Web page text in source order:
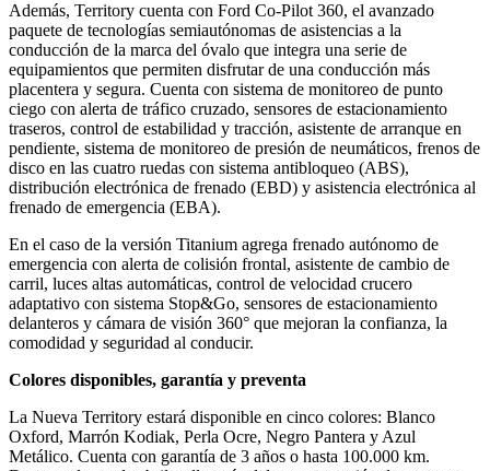
Además, Territory cuenta con Ford Co-Pilot 360, el avanzado
paquete de tecnologías semiautónomas de asistencias a la
conducción de la marca del óvalo que integra una serie de
equipamientos que permiten disfrutar de una conducción más
placentera y segura. Cuenta con sistema de monitoreo de punto
ciego con alerta de tráfico cruzado, sensores de estacionamiento
traseros, control de estabilidad y tracción, asistente de arranque en
pendiente, sistema de monitoreo de presión de neumáticos, frenos de
disco en las cuatro ruedas con sistema antibloqueo (ABS),
distribución electrónica de frenado (EBD) y asistencia electrónica al
frenado de emergencia (EBA).
En el caso de la versión Titanium agrega frenado autónomo de
emergencia con alerta de colisión frontal, asistente de cambio de
carril, luces altas automáticas, control de velocidad crucero
adaptativo con sistema Stop&Go, sensores de estacionamiento
delanteros y cámara de visión 360° que mejoran la confianza, la
comodidad y seguridad al conducir.
Colores disponibles, garantía y preventa
La Nueva Territory estará disponible en cinco colores: Blanco
Oxford, Marrón Kodiak, Perla Ocre, Negro Pantera y Azul
Metálico. Cuenta con garantía de 3 años o hasta 100.000 km.